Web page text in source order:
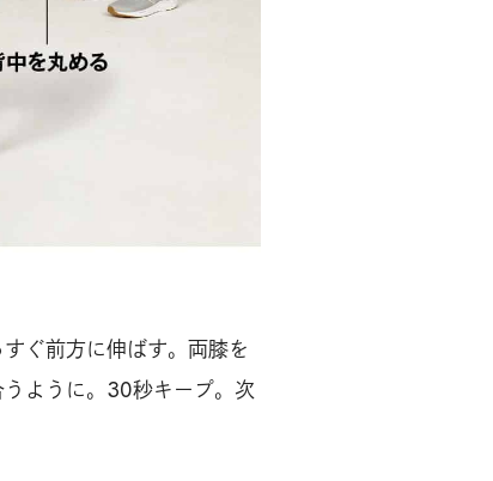
ぐ前方に伸ばす。両膝を
ように。30秒キープ。次